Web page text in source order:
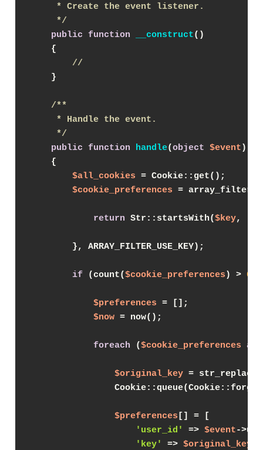
     * Create the event listener.
     */
public function __construct( )
{
//
    }
/**
     * Handle the event.
     */
public function handle(object $event):
{
$all_cookies = Cookie::get();
$cookie_preferences = array_filter(
return Str::startsWith($key,
        }, ARRAY_FILTER_USE_KEY);
if (count($cookie_preferences) > 0
$preferences = [];
$now = now();
foreach ($cookie_preferences as
$original_key = str_replace(
$preferences [] = [
'user_id'
=> $event-
'key'
=> $original_key